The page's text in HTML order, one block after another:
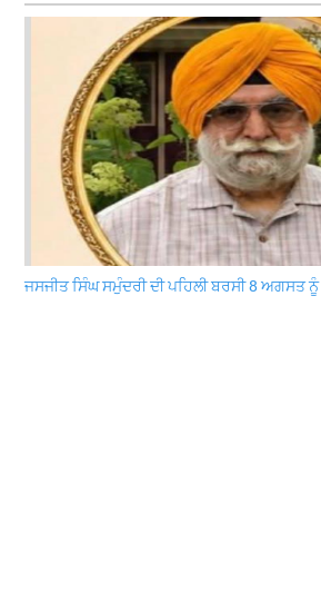
ਜਸਜੀਤ ਸਿੰਘ ਸਮੁੰਦਰੀ ਦੀ ਪਹਿਲੀ ਬਰਸੀ 8 ਅਗਸਤ ਨੂੰ